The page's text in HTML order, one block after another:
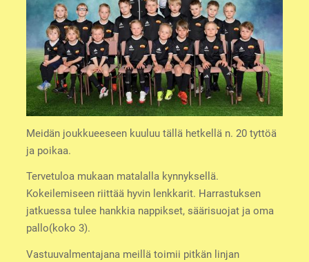
Meidän joukkueeseen kuuluu tällä hetkellä n. 20 tyttöä
ja poikaa.
Tervetuloa mukaan matalalla kynnyksellä.
Kokeilemiseen riittää hyvin lenkkarit. Harrastuksen
jatkuessa tulee hankkia nappikset, säärisuojat ja oma
pallo(koko 3).
Vastuuvalmentajana meillä toimii pitkän linjan